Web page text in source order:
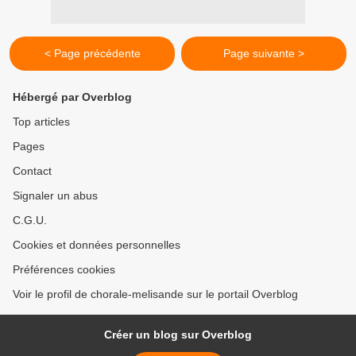
< Page précédente Page suivante >
Hébergé par Overblog
Top articles
Pages
Contact
Signaler un abus
C.G.U.
Cookies et données personnelles
Préférences cookies
Voir le profil de chorale-melisande sur le portail Overblog
Créer un blog sur Overblog